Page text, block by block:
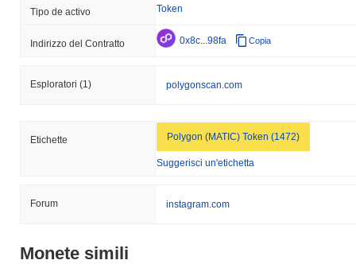
Tipo de activo Token
Indirizzo del Contratto 0x8c...98fa Copia
Esploratori (1) polygonscan.com
Etichette Polygon (MATIC) Token (1472)
Suggerisci un'etichetta
Forum instagram.com
Monete simili